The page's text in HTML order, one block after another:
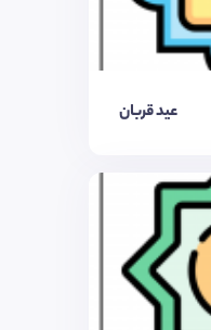
عید قربان